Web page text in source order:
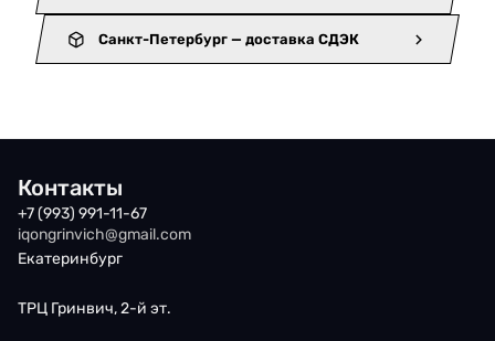
Санкт-Петербург — доставка СДЭК
Контакты
+7 (993) 991-11-67
iqongrinvich@gmail.com
Екатеринбург
ТРЦ Гринвич, 2-й эт.